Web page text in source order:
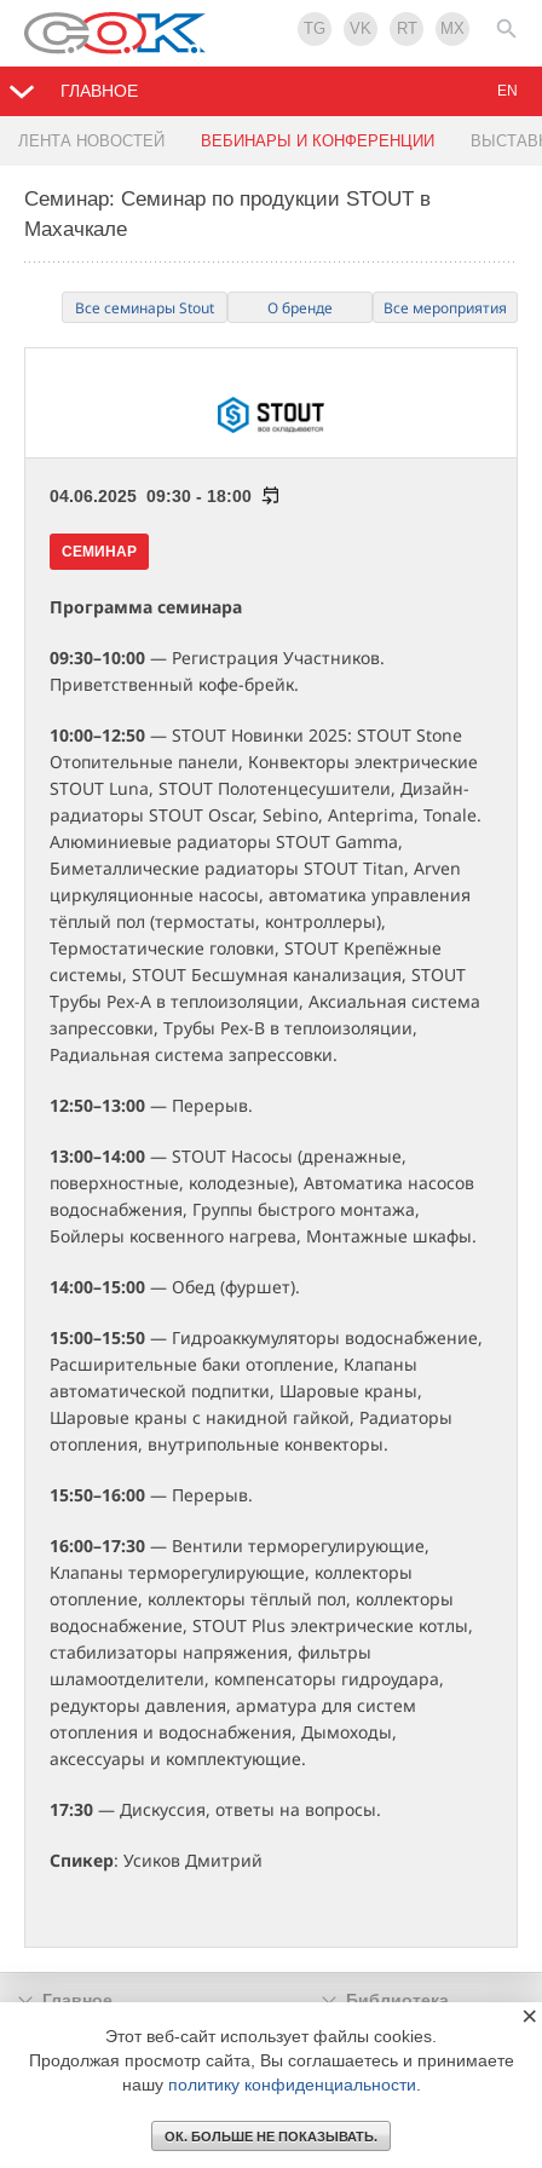
TG VK RT MX
ГЛАВНОЕ
ЛЕНТА НОВОСТЕЙ ВЕБИНАРЫ И КОНФЕРЕНЦИИ
EN
Семинар: Семинар по продукции STOUT в
Махачкале
Все семинары Stout О бренде Все мероприятия
04.06.2025 09:30 - 18:00
СЕМИНАР
Программа семинара
09:30–10:00 — Регистрация Участников.
Приветственный кофе-брейк.
10:00–12:50 — STOUT Новинки 2025: STOUT Stone
Отопительные панели, Конвекторы электрические
STOUT Luna, STOUT Полотенцесушители, Дизайн-
радиаторы STOUT Oscar, Sebino, Anteprima, Tonale.
Алюминиевые радиаторы STOUT Gamma,
Биметаллические радиаторы STOUT Titan, Arven
циркуляционные насосы, автоматика управления
тёплый пол (термостаты, контроллеры),
Термостатические головки, STOUT Крепёжные
системы, STOUT Бесшумная канализация, STOUT
Трубы Pex-A в теплоизоляции, Аксиальная система
запрессовки, Трубы Pex-B в теплоизоляции,
Радиальная система запрессовки.
12:50–13:00 — Перерыв.
13:00–14:00 — STOUT Насосы (дренажные,
поверхностные, колодезные), Автоматика насосов
водоснабжения, Группы быстрого монтажа,
Бойлеры косвенного нагрева, Монтажные шкафы.
14:00–15:00 — Обед (фуршет).
15:00–15:50 — Гидроаккумуляторы водоснабжение,
Расширительные баки отопление, Клапаны
автоматической подпитки, Шаровые краны,
Шаровые краны с накидной гайкой, Радиаторы
отопления, внутрипольные конвекторы.
15:50–16:00 — Перерыв.
16:00–17:30 — Вентили терморегулирующие,
Клапаны терморегулирующие, коллекторы
отопление, коллекторы тёплый пол, коллекторы
водоснабжение, STOUT Plus электрические котлы,
стабилизаторы напряжения, фильтры
шламоотделители, компенсаторы гидроудара,
редукторы давления, арматура для систем
отопления и водоснабжения, Дымоходы,
аксессуары и комплектующие.
17:30 — Дискуссия, ответы на вопросы.
Спикер: Усиков Дмитрий
Главное
Библиотека
Подписка
Реклама
Информация
© 2002 - 2026 OOO Издательский дом «МЕДИА ТЕХНОЛОДЖИ» +7 (495) 665-00-
Этот веб-сайт использует файлы cookies.
Продолжая просмотр сайта, Вы соглашаетесь и принимаете
нашу политику конфиденциальности
ОК. БОЛЬШЕ НЕ ПОКАЗЫВАТЬ.
×